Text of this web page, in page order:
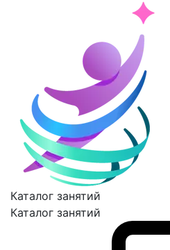
Каталог занятий
Каталог занятий